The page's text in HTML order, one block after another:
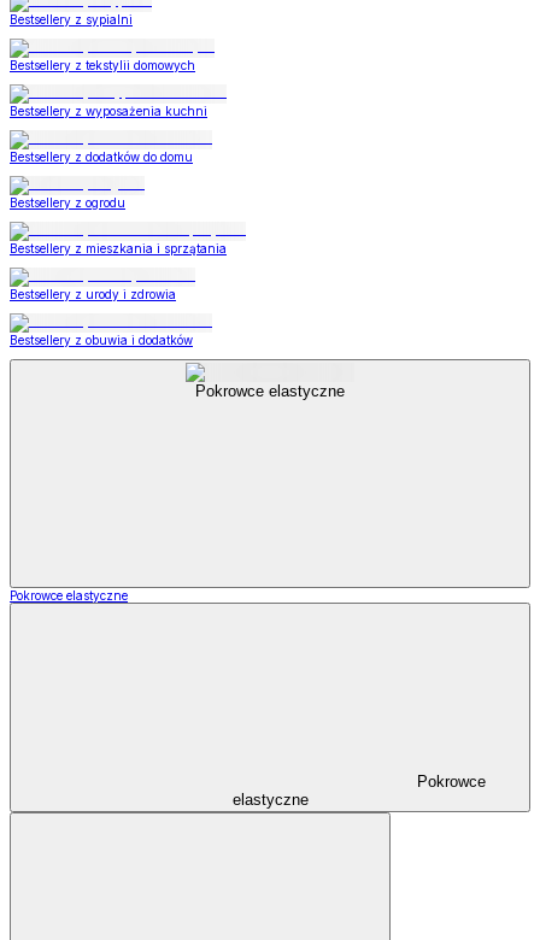
Bestsellery z sypialni
Bestsellery z tekstylii domowych
Bestsellery z wyposażenia kuchni
Bestsellery z dodatków do domu
Bestsellery z ogrodu
Bestsellery z mieszkania i sprzątania
Bestsellery z urody i zdrowia
Bestsellery z obuwia i dodatków
Pokrowce elastyczne
Pokrowce elastyczne
Pokrowce
elastyczne